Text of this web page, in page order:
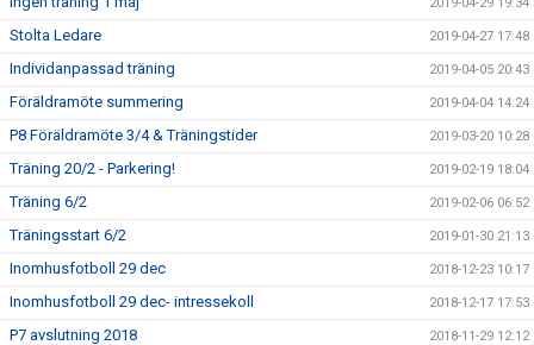
Stolta Ledare 2019-04-27 17:48
Individanpassad träning 2019-04-05 20:43
Föräldramöte summering 2019-04-04 14:24
P8 Föräldramöte 3/4 & Träningstider 2019-03-20 10:28
Träning 20/2 - Parkering! 2019-02-19 18:04
Träning 6/2 2019-02-06 06:52
Träningsstart 6/2 2019-01-30 21:13
Inomhusfotboll 29 dec 2018-12-23 10:17
Inomhusfotboll 29 dec- intressekoll 2018-12-17 17:53
P7 avslutning 2018 2018-11-29 12:12